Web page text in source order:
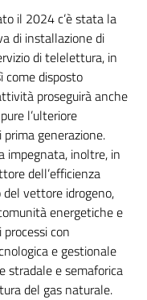
il 2024 c’è stata la
di installazione di
di telelettura, in
come disposto
proseguirà anche
l’ulteriore
generazione.
impegnata, inoltre, in
dell’efficienza
del vettore idrogeno,
energetiche e
con
e gestionale
stradale e semaforica
del gas naturale.